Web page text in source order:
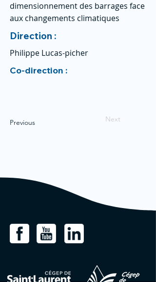
dimensionnement des barrages face
aux changements climatiques
Direction :
Philippe Lucas-picher
Co-direction :
Previous Next